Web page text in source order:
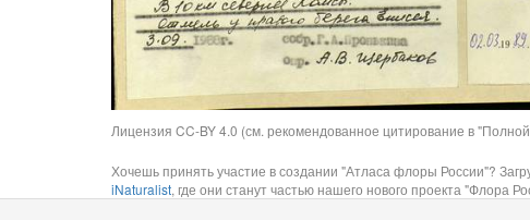
Лицензия CC-BY 4.0 (см. рекомендованное цитирование в
Хочешь принять участие в создании "Атласа флоры России"?
iNaturalist, где они станут частью нашего нового проекта "Флора